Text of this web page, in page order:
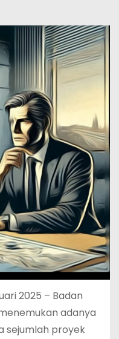
2025 – Badan
adanya
sejumlah proyek